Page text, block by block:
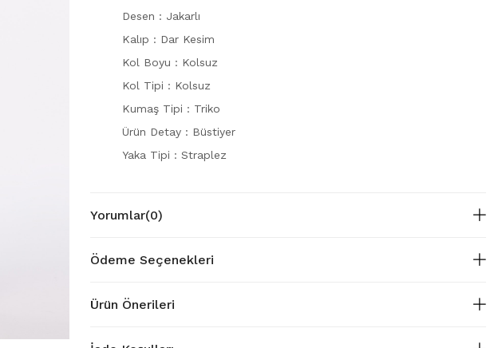
Desen : Jakarlı
Kalıp : Dar Kesim
Kol Boyu : Kolsuz
Kol Tipi : Kolsuz
Kumaş Tipi : Triko
Ürün Detay : Büstiyer
Yaka Tipi : Straplez
Yorumlar(0)
Ödeme Seçenekleri
Ürün Önerileri